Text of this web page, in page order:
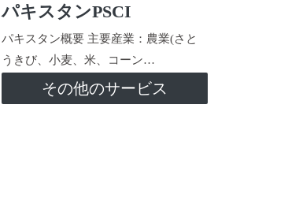
パキスタンPSCI
パキスタン概要 主要産業：農業(さと
うきび、小麦、米、コーン…
その他のサービス